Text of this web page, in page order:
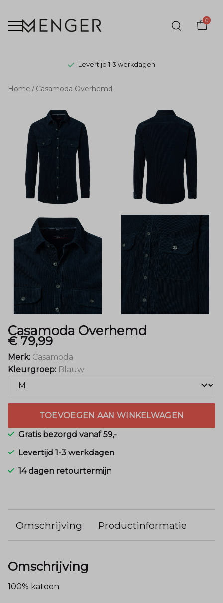
0
Levertijd 1-3 werkdagen
Casamoda
Overhemd
Menger
Mode
Home Casamoda Overhemd
Casamoda Overhemd
€ 79,99
Merk: Casamoda
Kleurgroep: Blauw
TOEVOEGEN AAN WINKELWAGEN
Gratis bezorgd vanaf 59,-
Levertijd 1-3 werkdagen
14 dagen retourtermijn
Omschrijving Productinformatie
Omschrijving
100% katoen